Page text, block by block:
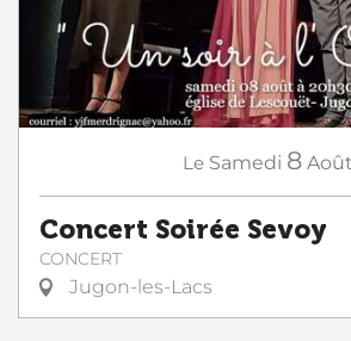
Le Samedi 8 Août
Concert Soirée Sevoy
CONCERT
Jugon-les-Lacs